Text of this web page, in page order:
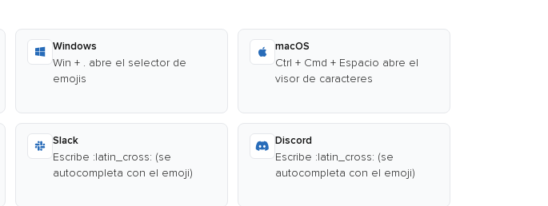
Windows
Win + . abre el selector de
emojis
macOS
Ctrl + Cmd + Espacio abre el
visor de caracteres
Slack
Escribe :latin_cross: (se
autocompleta con el emoji)
Discord
Escribe :latin_cross: (se
autocompleta con el emoji)